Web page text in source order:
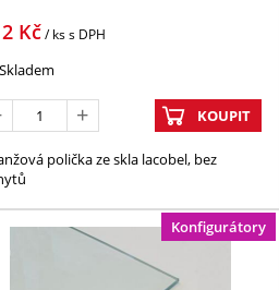
Kč/ kss DPH
Skladem
KOUPIT
polička ze skla lacobel, bez
Konfigurátory